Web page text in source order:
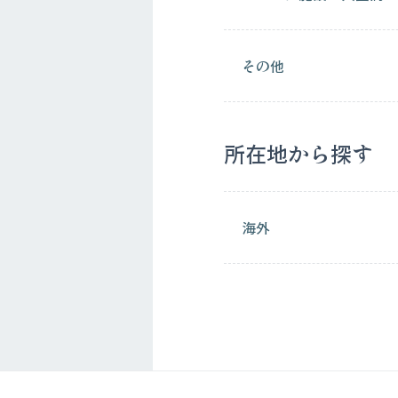
その他
所在地から探す
海外